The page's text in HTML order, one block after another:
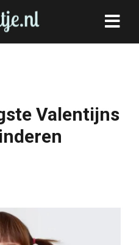
Valentijns